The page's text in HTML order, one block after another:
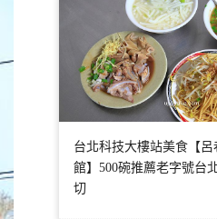
台北科技大樓站美食【
館】500碗推薦老字號台
切